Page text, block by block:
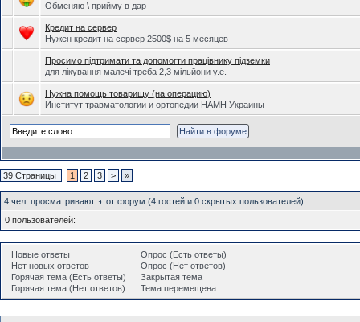
Обменяю \ прийму в дар
Кредит на сервер
Нужен кредит на сервер 2500$ на 5 месяцев
Просимо підтримати та допомогти працівнику підземки
для лікування малечі треба 2,3 мільйони у.е.
Нужна помощь товарищу (на операцию)
Институт травматологии и ортопедии НАМН Украины
39 Страницы 1 2 3 > »
4 чел. просматривают этот форум (4 гостей и 0 скрытых пользователей)
0 пользователей:
Новые ответы
Нет новых ответов
Горячая тема (Есть ответы)
Горячая тема (Нет ответов)
Опрос (Есть ответы)
Опрос (Нет ответов)
Закрытая тема
Тема перемещена